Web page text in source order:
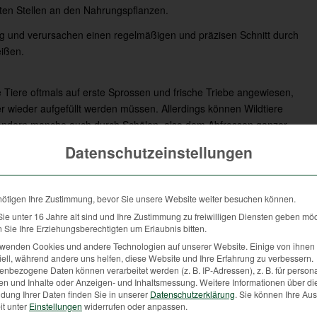
Stellen an den Nahrungspflanzen.
verursachen einen regelmäßigen und präzisen Schnitt durch
oftmals auf erste Sprossen und frische Triebe angewiesen,
aufgefüllt werden müssen. Allerdings können Wildtiere
manche auch durch Schälen, also dem Abfressen ganzer
sich dafür, die Schäden an den Jungbäumen und -
Dabei wird der Wildbestand auf ein möglichst waldverträgliches
Wild nachhaltig genutzt. Gleichzeitig werden gemeinsam mit
sein kann, dass der Mensch immer mehr verbaut,
müssen, da sie Schaden verursachen.
Aufgabe, den Wildbestand zu regeln. Die Haftung für
Datenschutzeinstellungen
Ihre Zustimmung, bevor Sie unsere Website weiter besuchen können.
unter 16 Jahre alt sind und Ihre Zustimmung zu freiwilligen Diensten geben
Sie Ihre Erziehungsberechtigten um Erlaubnis bitten.
Cookies und andere Technologien auf unserer Website. Einige von
während andere uns helfen, diese Website und Ihre Erfahrung zu verbessern.
Daten können verarbeitet werden (z. B. IP-Adressen), z. B. für
und Inhalte oder Anzeigen- und Inhaltsmessung. Weitere Informationen über
Ihrer Daten finden Sie in unserer Datenschutzerklärung. Sie können Ihre
unter Einstellungen widerrufen oder anpassen.